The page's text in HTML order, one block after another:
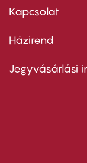
firstKapcsolat
Footer
second
Házirend
Jegyvásárlási